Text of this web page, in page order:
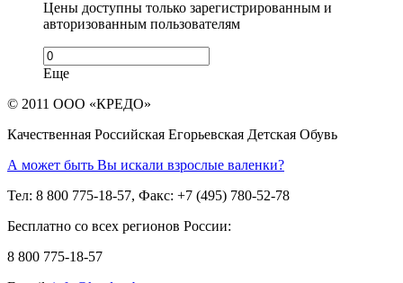
Цены доступны только зарегистрированным и
авторизованным пользователям
Еще
© 2011 ООО «КРЕДО»
Качественная Российская Егорьевская Детская Обувь
А может быть Вы искали взрослые валенки?
Тел: 8 800 775-18-57, Факс: +7 (495) 780-52-78
Бесплатно со всех регионов России:
8 800 775-18-57